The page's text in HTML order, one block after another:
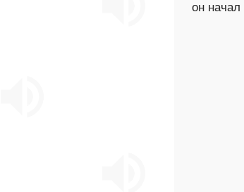
он